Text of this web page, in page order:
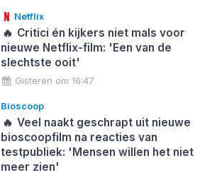
Netflix
🔥 Critici én kijkers niet mals voor
nieuwe Netflix-film: 'Een van de
slechtste ooit'
Gisteren om 16:47
Bioscoop
🔥 Veel naakt geschrapt uit nieuwe
bioscoopfilm na reacties van
testpubliek: 'Mensen willen het niet
meer zien'